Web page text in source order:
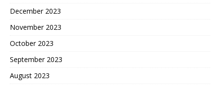
December 2023
November 2023
October 2023
September 2023
August 2023